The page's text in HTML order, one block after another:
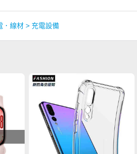
．線材 > 充電設備